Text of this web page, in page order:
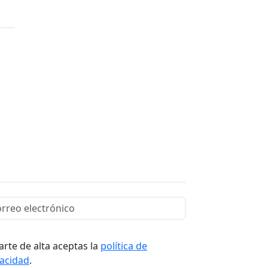
de alta aceptas la política de
.